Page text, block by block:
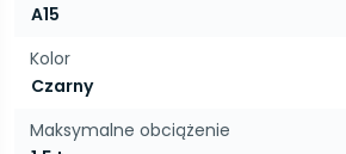
A15
Kolor
Czarny
Maksymalne obciążenie